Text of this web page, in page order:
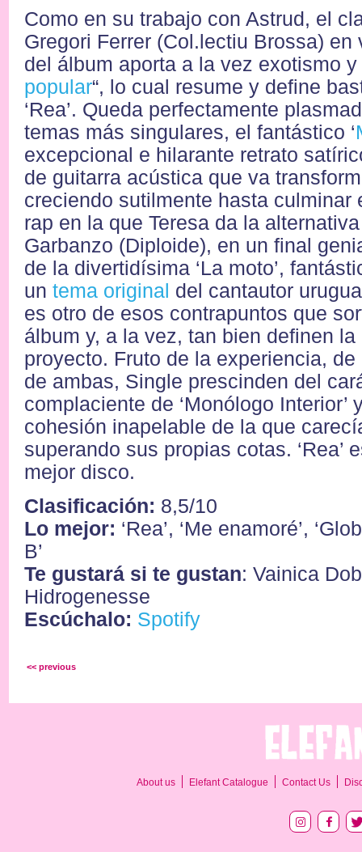
Como en su trabajo con Astrud, el
Gregori Ferrer (Col.lectiu Brossa) en
del álbum aporta a la vez exotismo y
popular“, lo cual resume y define
‘Rea’. Queda perfectamente
temas más singulares, el fantástico ‘
excepcional e hilarante retrato
de guitarra acústica que va
creciendo sutilmente hasta culminar
rap en la que Teresa da la
Garbanzo (Diploide), en un final
de la divertidísima ‘La moto’,
un tema original del cantautor
es otro de esos contrapuntos que
álbum y, a la vez, tan bien definen
proyecto. Fruto de la experiencia,
de ambas, Single prescinden del
complaciente de ‘Monólogo Interior’
cohesión inapelable de la que
superando sus propias cotas. ‘Rea’
mejor disco.
Clasificación: 8,5/10
Lo mejor: ‘Rea’, ‘Me enamoré’,
B’
Te gustará si te gustan: Vainica
Hidrogenesse
Escúchalo: Spotify
<< previous
About us Elefant Catalogue Contact Us